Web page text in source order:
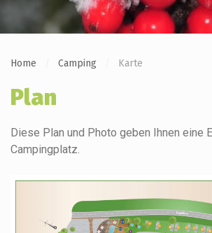
Home Camping Karte
Plan
Diese Plan und Photo geben Ihnen eine
Campingplatz.